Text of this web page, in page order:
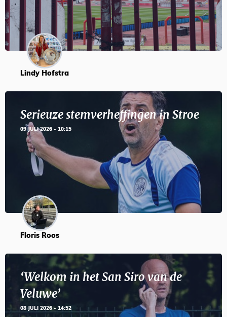
Lindy Hofstra
Serieuze stemverheffingen in Stroe
09 JULI 2026 - 10:15
Floris Roos
‘Welkom in het San Siro van de
Veluwe’
08 JULI 2026 - 14:52